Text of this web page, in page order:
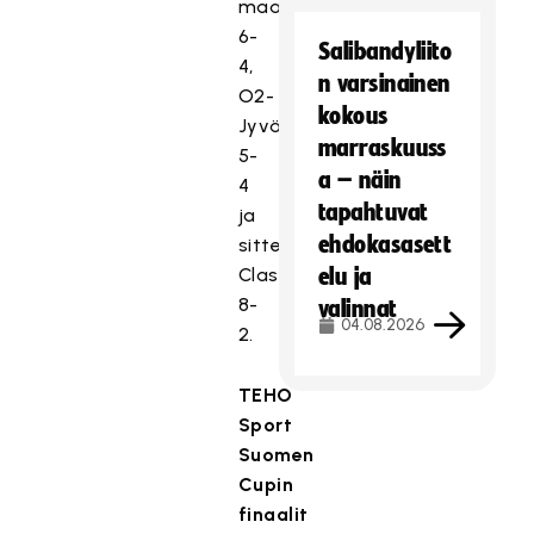
maalein
6-
4,
O2-
Jyväskylä
5-
4
ja
sitten
Classic
8-
2.
TEHO
Sport
Suomen
Cupin
finaalit
Salibandyliito
n varsinainen
kokous
marraskuuss
a – näin
tapahtuvat
ehdokasasett
elu ja
valinnat
04.08.2026